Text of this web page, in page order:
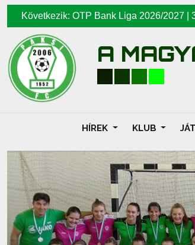
Következik: OTP Bank Liga 2026/2027 |
A
HÍREK KLUB